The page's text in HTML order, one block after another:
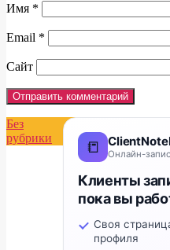
Имя *
Email *
Сайт
📒 Онлайн-
Клиенты
пока вы
Своя
профиля
Без
рубрики